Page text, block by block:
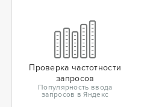
Проверка частотности
запросов
Популярность ввода
запросов в Яндекс